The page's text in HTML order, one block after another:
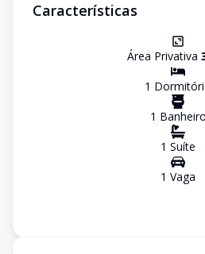
Características
Área Privativa
1
1 Banheiro
1 Suíte
1 Vaga